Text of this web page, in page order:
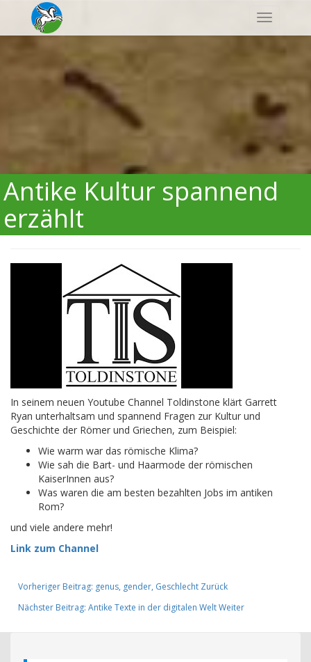
Antike Kultur spannend
erzählt
In seinem neuen Youtube Channel Toldinstone klärt Garrett
Ryan unterhaltsam und spannend Fragen zur Kultur und
Geschichte der Römer und Griechen, zum Beispiel:
Wie warm war das römische Klima?
Wie sah die Bart- und Haarmode der römischen
KaiserInnen aus?
Was waren die am besten bezahlten Jobs im antiken
Rom?
und viele andere mehr!
Link zum Channel
Vorheriger Beitrag: genus, gender, Geschlecht Zurück
Nächster Beitrag: Antike Texte in der digitalen WeltWeiter